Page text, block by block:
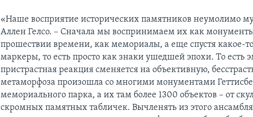
«Наше восприятие исторических памятников неумолимо
Аллен Гелсо. – Сначала мы воспринимаем их как
прошествии времени, как мемориалы, а еще спустя какое-
маркеры, то есть просто как знаки ушедшей эпохи. То есть
пристрастная реакция сменяется на объективную,
метаморфоза произошла со многими монументами
мемориального парка, а их там более 1300 объектов – от
скромных памятных табличек. Вычленять из этого ансамбля